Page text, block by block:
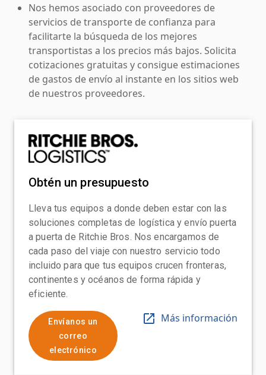
Nos hemos asociado con proveedores de
servicios de transporte de confianza para
facilitarte la búsqueda de los mejores
transportistas a los precios más bajos. Solicita
cotizaciones gratuitas y consigue estimaciones
de gastos de envío al instante en los sitios web
de nuestros proveedores.
Obtén un presupuesto
Lleva tus equipos a donde deben estar con las
soluciones completas de logística y envío puerta
a puerta de Ritchie Bros. Nos encargamos de
cada paso del viaje con nuestro servicio todo
incluido para que tus equipos crucen fronteras,
continentes y océanos de forma rápida y
eficiente.
Envíanos un
correo
electrónico
Más información